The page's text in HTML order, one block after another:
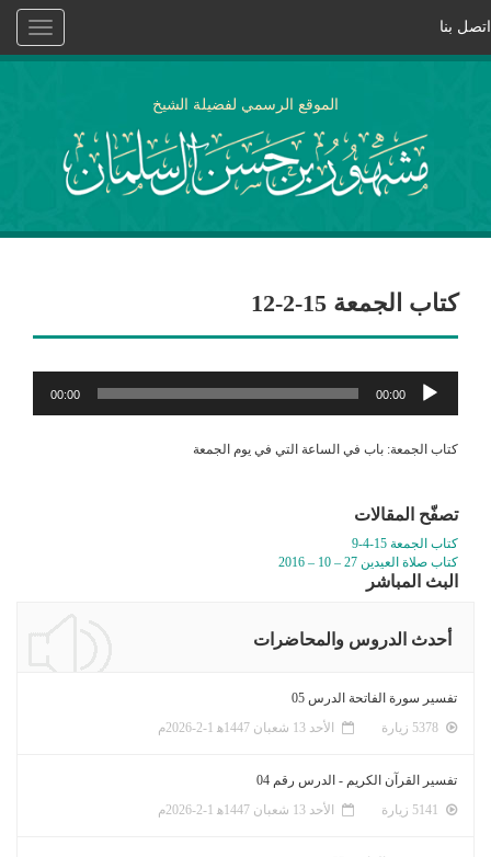
Toggle
اتصل بنا
الموقع الرسمي لفضيلة الشيخ
كتاب الجمعة 15-2-12
مشغل
الصوت
00:00
00:00
كتاب الجمعة: باب في الساعة التي في يوم الجمعة
تصفّح المقالات
كتاب الجمعة 15-4-9
كتاب صلاة العيدين 27 – 10 – 2016
البث المباشر
أحدث الدروس والمحاضرات
تفسير سورة الفاتحة الدرس 05
الأحد 13 شعبان 1447ﻫ 1-2-2026م
تفسير القرآن الكريم - الدرس رقم 04
الأحد 13 شعبان 1447ﻫ 1-2-2026م